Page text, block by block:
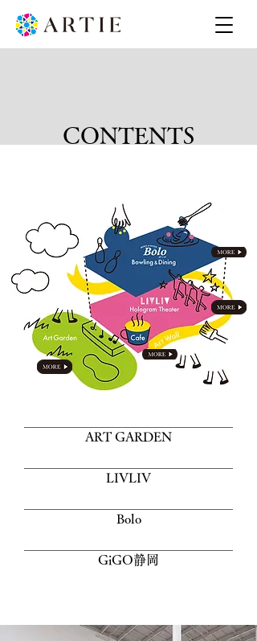
CONTENTS
ART GARDEN
LIVLIV
Bolo
GiGO静岡